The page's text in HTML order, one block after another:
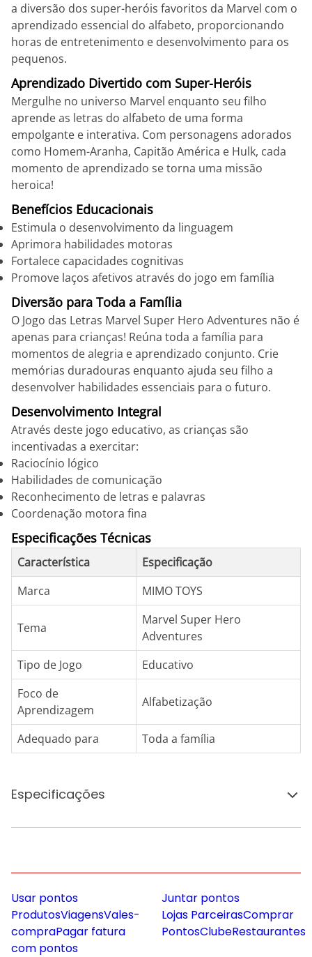
a diversão dos super-heróis favoritos da Marvel com o
aprendizado essencial do alfabeto, proporcionando
horas de entretenimento e desenvolvimento para os
pequenos.
Aprendizado Divertido com Super-Heróis
Mergulhe no universo Marvel enquanto seu filho
aprende as letras do alfabeto de uma forma
empolgante e interativa. Com personagens adorados
como Homem-Aranha, Capitão América e Hulk, cada
momento de aprendizado se torna uma missão
heroica!
Benefícios Educacionais
Estimula o desenvolvimento da linguagem
Aprimora habilidades motoras
Fortalece capacidades cognitivas
Promove laços afetivos através do jogo em família
Diversão para Toda a Família
O Jogo das Letras Marvel Super Hero Adventures não é
apenas para crianças! Reúna toda a família para
momentos de alegria e aprendizado conjunto. Crie
memórias duradouras enquanto ajuda seu filho a
desenvolver habilidades essenciais para o futuro.
Desenvolvimento Integral
Através deste jogo educativo, as crianças são
incentivadas a exercitar:
Raciocínio lógico
Habilidades de comunicação
Reconhecimento de letras e palavras
Coordenação motora fina
Especificações Técnicas
Característica
Especificação
Marca
MIMO TOYS
Tema
Marvel Super Hero
Adventures
Tipo de Jogo
Educativo
Foco de
Aprendizagem
Alfabetização
Adequado para Toda a família
Especificações
Usar pontos
ProdutosViagensVales-
compraPagar fatura
com pontos
Juntar pontos
Lojas ParceirasComprar
PontosClubeRestaurantes